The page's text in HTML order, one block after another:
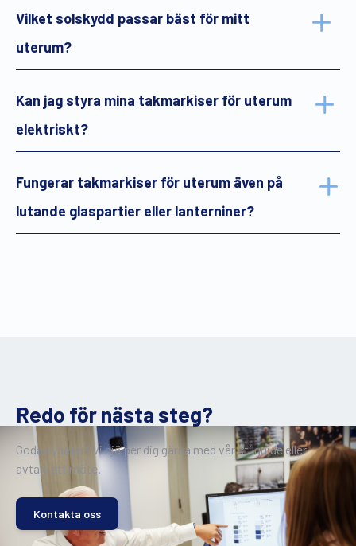
Vilket solskydd passar bäst för mitt
uterum?
Kan jag styra mina takmarkiser för uterum
elektriskt?
Fungerar takmarkiser för uterum även på
lutande glaspartier eller lanterniner?
Redo för nästa steg?
Goda nyheter! Vi hjälper dig gärna med vår stilguide eller
avtala ett möte.
Kontakta oss